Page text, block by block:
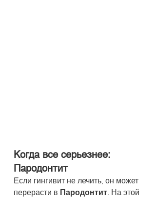
Когда все серьезнее:
Пародонтит
Если гингивит не лечить, он может
перерасти в Пародонтит. На этой